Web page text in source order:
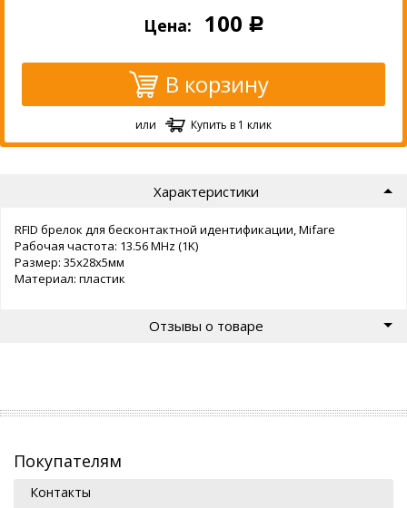
Цена: 100 Р
В корзину
или Купить в 1 клик
Характеристики
RFID брелок для бесконтактной идентификации, Mifare
Рабочая частота: 13.56 MHz (1K)
Размер: 35х28х5мм
Материал: пластик
Отзывы о товаре
Покупателям
Контакты